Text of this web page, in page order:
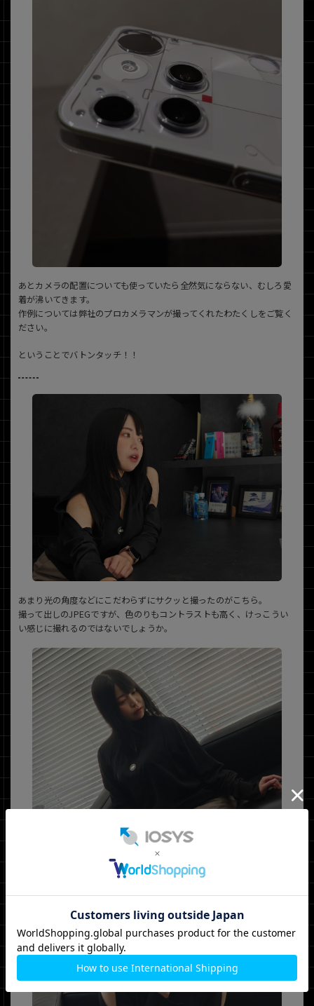
あとカメラの配置についても使っていたら全然気にならない、むしろ愛
着が沸いてきます。
作例については弊社のプロカメラマンが撮ってくれたわたくしをご覧く
ださい。
ということでバトンタッチ！！
あまり光の角度などにこだわらずにサクッと撮ったのがこちら。
撮って出しのJPEGですが、色のりもコントラストも高く、けっこうい
い感じに撮れるのではないでしょうか。